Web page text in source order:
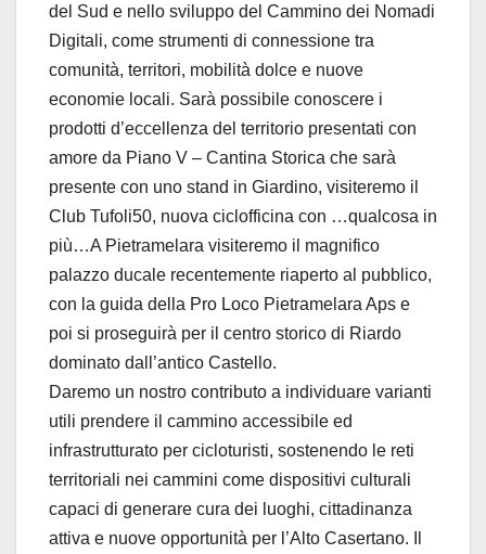
del Sud e nello sviluppo del Cammino dei Nomadi
Digitali, come strumenti di connessione tra
comunità, territori, mobilità dolce e nuove
economie locali. Sarà possibile conoscere i
prodotti d’eccellenza del territorio presentati con
amore da Piano V – Cantina Storica che sarà
presente con uno stand in Giardino, visiteremo il
Club Tufoli50, nuova ciclofficina con …qualcosa in
più…A Pietramelara visiteremo il magnifico
palazzo ducale recentemente riaperto al pubblico,
con la guida della Pro Loco Pietramelara Aps e
poi si proseguirà per il centro storico di Riardo
dominato dall’antico Castello.
Daremo un nostro contributo a individuare varianti
utili prendere il cammino accessibile ed
infrastrutturato per cicloturisti, sostenendo le reti
territoriali nei cammini come dispositivi culturali
capaci di generare cura dei luoghi, cittadinanza
attiva e nuove opportunità per l’Alto Casertano. Il